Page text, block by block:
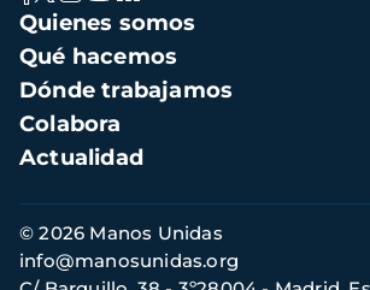
Navegación
principal
Quienes somos
Qué hacemos
Dónde trabajamos
Colabora
Actualidad
Información
de
contacto
© 2026 Manos Unidas
info@manosunidas.org